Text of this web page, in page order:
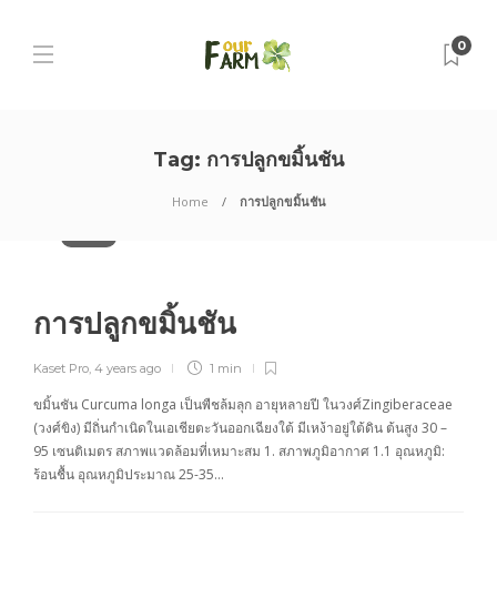
0
Tag: การปลูกขมิ้นชัน
Home การปลูกขมิ้นชัน
การปลูกขมิ้นชัน
Kaset Pro, 4 years ago 1 min
ขมิ้นชัน Curcuma longa เป็นพืชล้มลุก อายุหลายปี ในวงศ์Zingiberaceae
(วงศ์ขิง) มีถิ่นกำเนิดในเอเชียตะวันออกเฉียงใต้ มีเหง้าอยู่ใต้ดิน ต้นสูง 30 –
95 เซนติเมตร สภาพแวดล้อมที่เหมาะสม 1. สภาพภูมิอากาศ 1.1 อุณหภูมิ:
ร้อนชื้น อุณหภูมิประมาณ 25-35…